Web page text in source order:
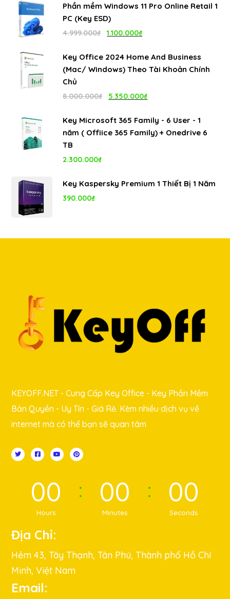
là:
tại
Phần mềm Windows 11 Pro Online Retail 1
PC (Key ESD)
4.999.000₫
Giá
là:
1.100.000₫
tại
1.100.000₫.
Key Office 2024 Home And Business
(Mac/ Windows) Theo Tài Khoản Chính
Chủ
8.000.000₫
Giá
là:
5.350.000₫
tại
Key Microsoft 365 Family - 6 User - 1
năm ( Offiice 365 Family) + Onedrive 6
TB
2.300.000₫
Key Kaspersky Premium 1 Thiết Bị 1 Năm
390.000₫
KEYOFF.NET - Cung Cấp Key Office - Key Phần Mềm
Bản Quyền - Uy Tín - Giá Rẻ. Kèm nhiều dịch vụ về
internet mà có thể bạn sẽ quan tâm
00
Hours
00
Minutes
00
Seconds
Địa Chỉ:
Hẻm 43, Tây Thạnh, Tân Phú, Thành phố Hồ Chí
Minh, Việt Nam
Email: